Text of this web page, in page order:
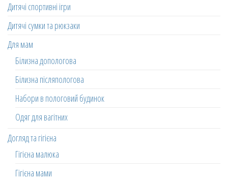
Дитячі спортивні ігри
Дитячі сумки та рюкзаки
Для мам
Білизна допологова
Білизна післяпологова
Набори в пологовий будинок
Одяг для вагітних
Догляд та гігієна
Гігієна малюка
Гігієна мами